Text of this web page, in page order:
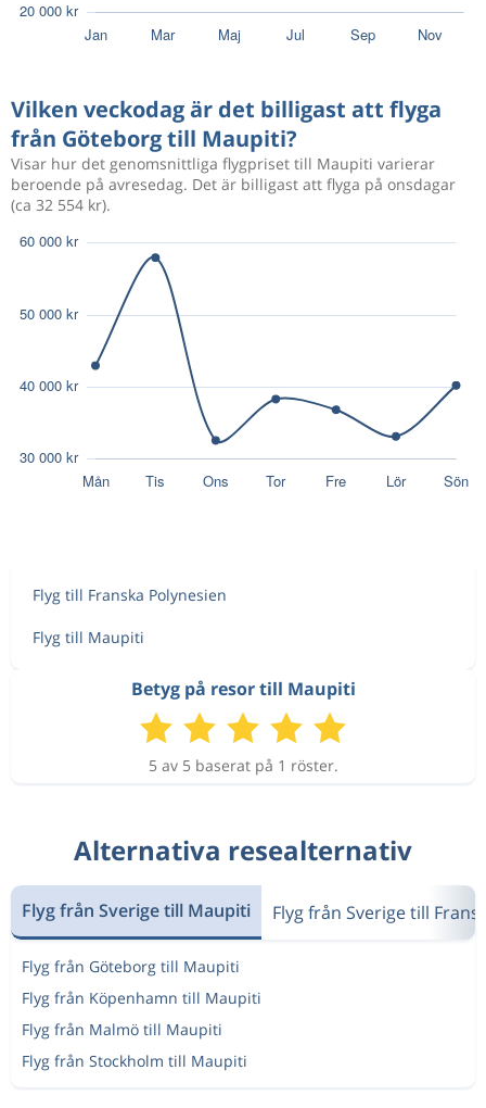
Vilken veckodag är det billigast att flyga
från Göteborg till Maupiti?
Visar hur det genomsnittliga flygpriset till Maupiti varierar
beroende på avresedag. Det är billigast att flyga på onsdagar
(ca 32 554 kr).
Flyg till Franska Polynesien
Flyg till Maupiti
Betyg på resor till Maupiti
5 av 5 baserat på 1 röster.
Alternativa resealternativ
Flyg från Sverige till Maupiti Flyg från Sverige till
Flyg från Göteborg till Maupiti
Flyg från Köpenhamn till Maupiti
Flyg från Malmö till Maupiti
Flyg från Stockholm till Maupiti